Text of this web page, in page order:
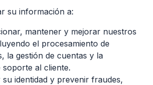
su información a:
mantener y mejorar nuestros
el procesamiento de
la gestión de cuentas y la
soporte al cliente.
identidad y prevenir fraudes,